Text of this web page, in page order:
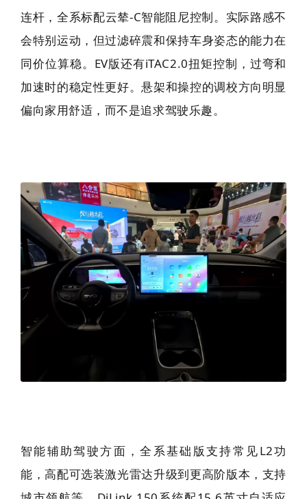
连杆，全系标配云辇-C智能阻尼控制。实际路感不
会特别运动，但过滤碎震和保持车身姿态的能力在
同价位算稳。EV版还有iTAC2.0扭矩控制，过弯和
加速时的稳定性更好。悬架和操控的调校方向明显
偏向家用舒适，而不是追求驾驶乐趣。
智能辅助驾驶方面，全系基础版支持常见L2功
能，高配可选装激光雷达升级到更高阶版本，支持